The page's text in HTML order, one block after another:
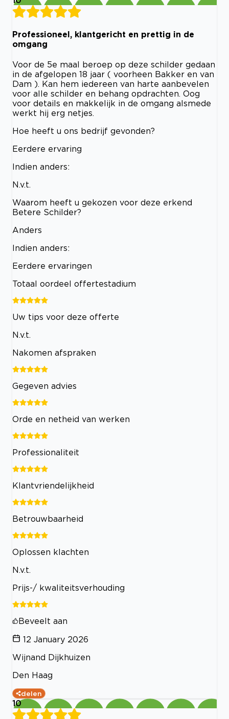
Professioneel, klantgericht en prettig in de
omgang
Voor de 5e maal beroep op deze schilder gedaan
in de afgelopen 18 jaar ( voorheen Bakker en van
Dam ). Kan hem iedereen van harte aanbevelen
voor alle schilder en behang opdrachten. Oog
voor details en makkelijk in de omgang alsmede
werkt hij erg netjes.
Hoe heeft u ons bedrijf gevonden?
Eerdere ervaring
Indien anders:
N.v.t.
Waarom heeft u gekozen voor deze erkend
Betere Schilder?
Anders
Indien anders:
Eerdere ervaringen
Totaal oordeel offertestadium
Uw tips voor deze offerte
N.v.t.
Nakomen afspraken
Gegeven advies
Orde en netheid van werken
Professionaliteit
Klantvriendelijkheid
Betrouwbaarheid
Oplossen klachten
N.v.t.
Prijs-/ kwaliteitsverhouding
Beveelt aan
12 January 2026
Wijnand Dijkhuizen
Den Haag
delen
10